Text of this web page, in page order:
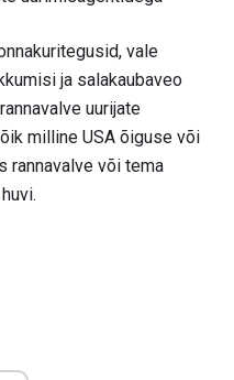
vale
ja salakaubaveo
uurijate
milline USA õiguse või
rannavalve või tema